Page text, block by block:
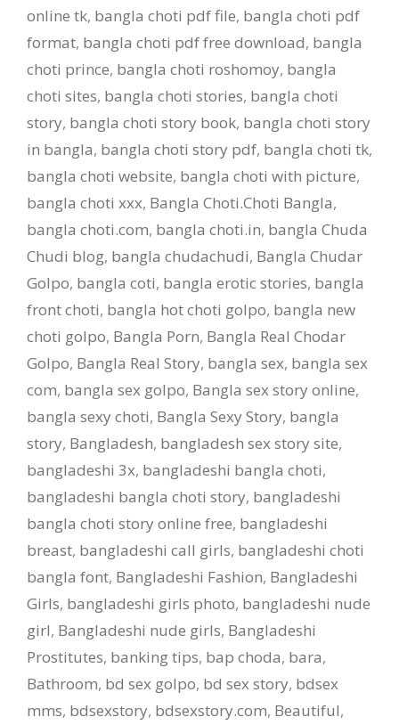
online tk, bangla choti pdf file, bangla choti pdf
format, bangla choti pdf free download, bangla
choti prince, bangla choti roshomoy, bangla
choti sites, bangla choti stories, bangla choti
story, bangla choti story book, bangla choti story
in bangla, bangla choti story pdf, bangla choti tk,
bangla choti website, bangla choti with picture,
bangla choti xxx, Bangla Choti.Choti Bangla,
bangla choti.com, bangla choti.in, bangla Chuda
Chudi blog, bangla chudachudi, Bangla Chudar
Golpo, bangla coti, bangla erotic stories, bangla
front choti, bangla hot choti golpo, bangla new
choti golpo, Bangla Porn, Bangla Real Chodar
Golpo, Bangla Real Story, bangla sex, bangla sex
com, bangla sex golpo, Bangla sex story online,
bangla sexy choti, Bangla Sexy Story, bangla
story, Bangladesh, bangladesh sex story site,
bangladeshi 3x, bangladeshi bangla choti,
bangladeshi bangla choti story, bangladeshi
bangla choti story online free, bangladeshi
breast, bangladeshi call girls, bangladeshi choti
bangla font, Bangladeshi Fashion, Bangladeshi
Girls, bangladeshi girls photo, bangladeshi nude
girl, Bangladeshi nude girls, Bangladeshi
Prostitutes, banking tips, bap choda, bara,
Bathroom, bd sex golpo, bd sex story, bdsex
mms, bdsexstory, bdsexstory.com, Beautiful,